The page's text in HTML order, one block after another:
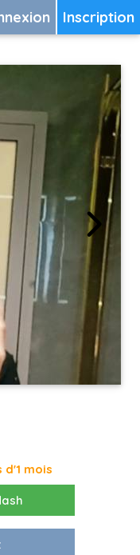
Inscription
d'1 mois